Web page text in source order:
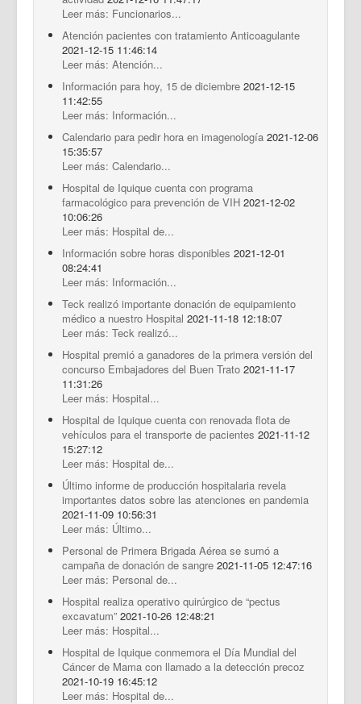
Leer más: Funcionarios...
Atención pacientes con tratamiento Anticoagulante
2021-12-15 11:46:14
Leer más: Atención...
Información para hoy, 15 de diciembre 2021-12-15
11:42:55
Leer más: Información...
Calendario para pedir hora en imagenología 2021-12-06
15:35:57
Leer más: Calendario...
Hospital de Iquique cuenta con programa
farmacológico para prevención de VIH 2021-12-02
10:06:26
Leer más: Hospital de...
Información sobre horas disponibles 2021-12-01
08:24:41
Leer más: Información...
Teck realizó importante donación de equipamiento
médico a nuestro Hospital 2021-11-18 12:18:07
Leer más: Teck realizó...
Hospital premió a ganadores de la primera versión del
concurso Embajadores del Buen Trato 2021-11-17
11:31:26
Leer más: Hospital...
Hospital de Iquique cuenta con renovada flota de
vehículos para el transporte de pacientes 2021-11-12
15:27:12
Leer más: Hospital de...
Último informe de producción hospitalaria revela
importantes datos sobre las atenciones en pandemia
2021-11-09 10:56:31
Leer más: Último...
Personal de Primera Brigada Aérea se sumó a
campaña de donación de sangre 2021-11-05 12:47:16
Leer más: Personal de...
Hospital realiza operativo quirúrgico de “pectus
excavatum” 2021-10-26 12:48:21
Leer más: Hospital...
Hospital de Iquique conmemora el Día Mundial del
Cáncer de Mama con llamado a la detección precoz
2021-10-19 16:45:12
Leer más: Hospital de...